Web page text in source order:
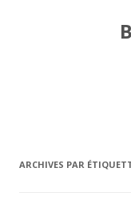
ARCHIVES PAR